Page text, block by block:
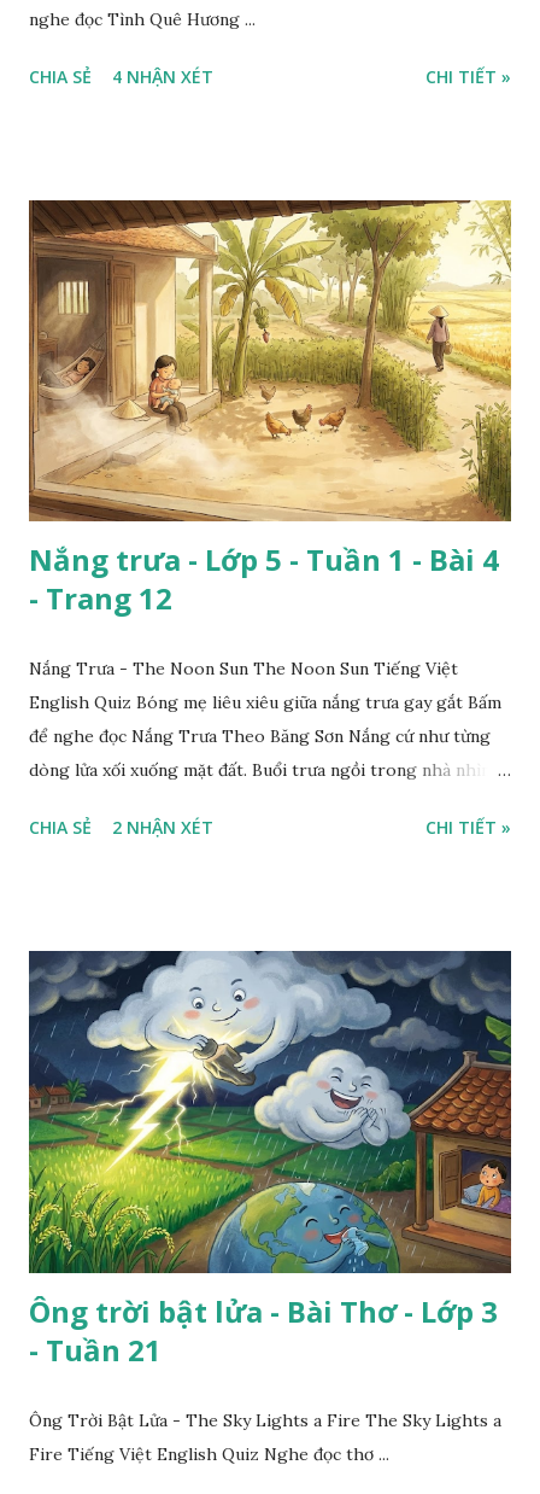
nghe đọc Tình Quê Hương ...
CHIA SẺ 4 NHẬN XÉT CHI TIẾT »
Nắng trưa - Lớp 5 - Tuần 1 - Bài 4
- Trang 12
Nắng Trưa - The Noon Sun The Noon Sun Tiếng Việt
English Quiz Bóng mẹ liêu xiêu giữa nắng trưa gay gắt Bấm
để nghe đọc Nắng Trưa Theo Băng Sơn Nắng cứ như từng
dòng lửa xối xuống mặt đất. Buổi trưa ngồi trong nhà nhìn
CHIA SẺ 2 NHẬN XÉT CHI TIẾT »
Ông trời bật lửa - Bài Thơ - Lớp 3
- Tuần 21
Ông Trời Bật Lửa - The Sky Lights a Fire The Sky Lights a
Fire Tiếng Việt English Quiz Nghe đọc thơ ...